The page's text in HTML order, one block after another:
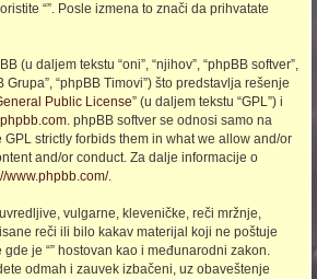
“”. Posle izmena to znači da prihvatate
(u daljem tekstu “oni”, “njihov”, “phpBB softver”,
Grupa”, “phpBB Timovi”) što predstavlja rešenje
Public License” (u daljem tekstu “GPL”) i
. phpBB softver se odnosi samo na
GPL strictly forbids them in what we allow and/or
and/or conduct. Za dalje informacije o
www.phpbb.com/.
vulgarne, kleveničke, reči mržnje,
reči ili bilo kakav materijal koji ne poštuje
je “” hostovan kao i međunarodni zakon.
odmah i zauvek izbačeni, uz obaveštenje